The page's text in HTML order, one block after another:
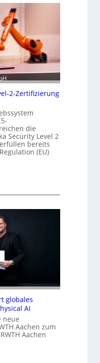
2-Zertifizierung
die
Security Level 2
bereits
(EU)
globales
AI
neue
Aachen zum
Aachen